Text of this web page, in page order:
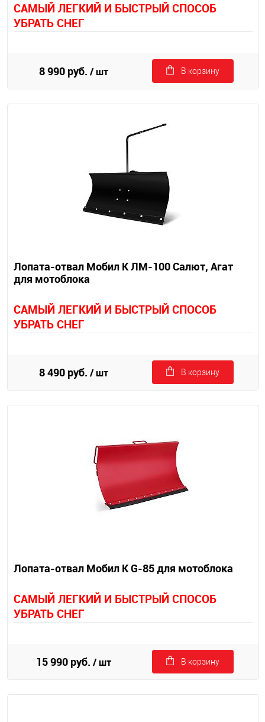
САМЫЙ ЛЕГКИЙ И БЫСТРЫЙ СПОСОБ
УБРАТЬ СНЕГ
8 990 руб. / шт В корзину
Лопата-отвал Мобил К ЛМ-100 Салют, Агат
для мотоблока
САМЫЙ ЛЕГКИЙ И БЫСТРЫЙ СПОСОБ
УБРАТЬ СНЕГ
8 490 руб. / шт В корзину
Лопата-отвал Мобил К G-85 для мотоблока
САМЫЙ ЛЕГКИЙ И БЫСТРЫЙ СПОСОБ
УБРАТЬ СНЕГ
15 990 руб. / шт В корзину